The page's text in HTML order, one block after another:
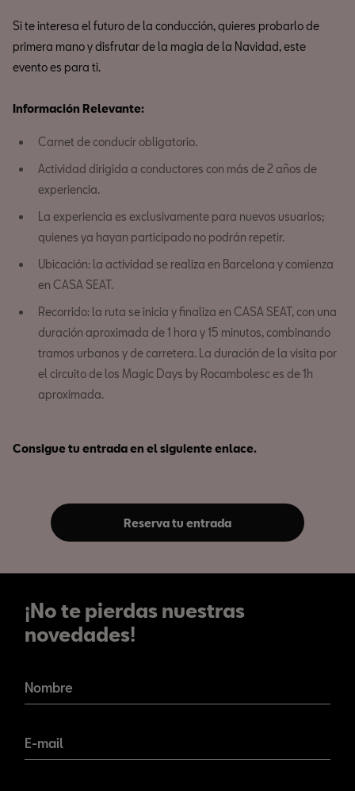
Si te interesa el futuro de la conducción, quieres probarlo de
primera mano y disfrutar de la magia de la Navidad, este
evento es para ti.
Información Relevante:
Carnet de conducir obligatorio.
Actividad dirigida a conductores con más de 2 años de
experiencia.
La experiencia es exclusivamente para nuevos usuarios;
quienes ya hayan participado no podrán repetir.
Ubicación: la actividad se realiza en Barcelona y comienza
en CASA SEAT.
Recorrido: la ruta se inicia y finaliza en CASA SEAT, con una
duración aproximada de 1 hora y 15 minutos, combinando
tramos urbanos y de carretera. La duración de la visita por
el circuito de los Magic Days by Rocambolesc es de 1h
aproximada.
Consigue tu entrada en el siguiente enlace.
Reserva tu entrada
¡No te pierdas nuestras
novedades!
novedades!
Nombre
E-mail